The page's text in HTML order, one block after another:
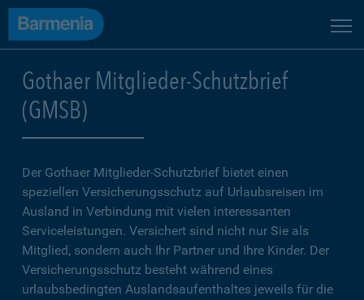
Gothaer Mitglieder-Schutzbrief
(GMSB)
Der Gothaer Mitglieder-Schutz­brief bietet einen
speziellen Versicherungsschutz auf Urlaubsreisen im
Ausland in Verbindung mit vielen interessanten
Serviceleistungen. Versichert sind nicht nur Sie als
Mitglied, sondern auch Ihr Partner und Ihre Kinder. Der
Versicherungsschutz besteht während eines
urlaubsbedingten Auslandsaufenthaltes jeweils für die